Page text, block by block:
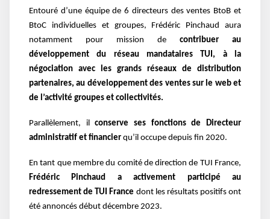
Entouré d’une équipe de 6 directeurs des ventes BtoB et
BtoC individuelles et groupes, Frédéric Pinchaud aura
notamment pour mission de contribuer au
développement du réseau mandataires TUI, à la
négociation avec les grands réseaux de distribution
partenaires, au développement des ventes sur le web et
de l’activité groupes et collectivités.
Parallèlement, ilconserve ses fonctions de Directeur
administratif et financier qu’il occupe depuis fin 2020.
En tant que membre du comité de direction de TUI France,
Frédéric Pinchaud a activement participé au
redressement de TUI France dont les résultats positifs ont
été annoncés début décembre 2023.